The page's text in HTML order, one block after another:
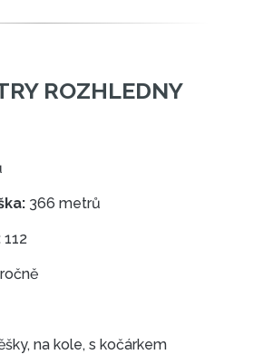
ROZHLEDNY
366 metrů
112
na kole, s kočárkem